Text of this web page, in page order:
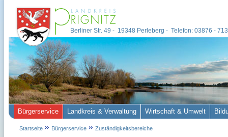
Berliner Str. 49 - 19348 Perleberg - Telefon: 03876 -
Bürgerservice Landkreis & Verwaltung Wirtschaft & Umwelt
Startseite Bürgerservice Zuständigkeitsbereiche